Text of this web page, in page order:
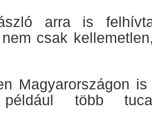
arra is
csak
Magyarországon
például több